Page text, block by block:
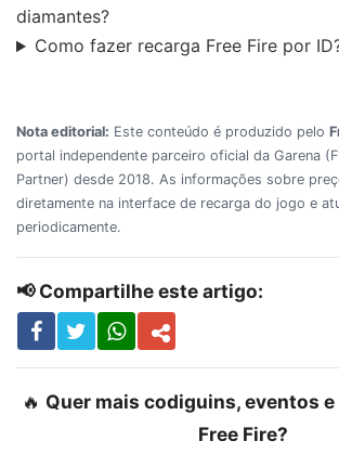
diamantes?
Como fazer recarga Free Fire por
Nota editorial: Este conteúdo é produzido pelo
portal independente parceiro oficial da Garena
Partner) desde 2018. As informações sobre
diretamente na interface de recarga do jogo e
periodicamente.
📢 Compartilhe este artigo:
🔥 Quer mais codiguins, eventos
Free Fire?